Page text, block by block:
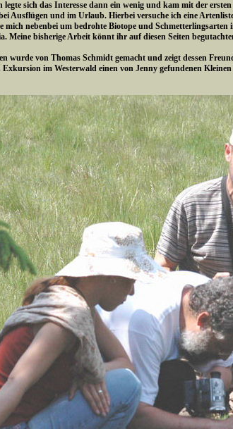
legte sich das Interesse dann ein wenig und kam mit der
Ausflügen und im Urlaub. Hierbei versuche ich eine
mich nebenbei um bedrohte Biotope und
Meine bisherige Arbeit könnt ihr auf diesen Seiten
wurde von Thomas Schmidt gemacht und zeigt dessen
Exkursion im Westerwald einen von Jenny gefundenen